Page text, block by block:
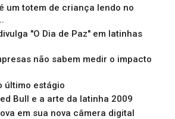
um totem de criança lendo no
"O Dia de Paz" em latinhas
não sabem medir o impacto
último estágio
Bull e a arte da latinha 2009
em sua nova câmera digital